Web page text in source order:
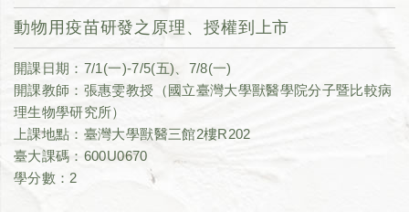
動物用疫苗研發之原理、授權到上市
開課日期：7/1(一)-7/5(五)、7/8(一)
開課教師：張惠雯教授（國立臺灣大學獸醫學院分子暨比較病
理生物學研究所）
上課地點：臺灣大學獸醫三館2樓R202
臺大課碼：600U0670
學分數：2